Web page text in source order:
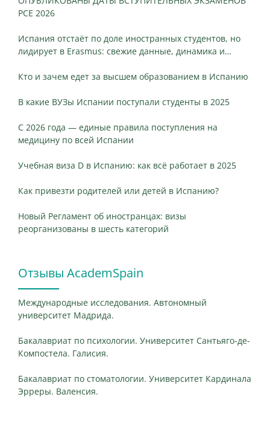
PCE 2026
Испания отстаёт по доле иностранных студентов, но
лидирует в Erasmus: свежие данные, динамика и
Кто и зачем едет за высшем образованием в Испанию
В какие ВУЗы Испании поступали студенты в 2025
С 2026 года — единые правила поступления на
медицину по всей Испании
Учебная виза D в Испанию: как всё работает в 2025
Как привезти родителей или детей в Испанию?
Новый Регламент об иностранцах: визы
реорганизованы в шесть категорий
Отзывы AcademSpain
Международные исследования. Автономный
университет Мадрида.
Бакалавриат по психологии. Университет Сантьяго-де-
Компостела. Галисия.
Бакалавриат по стоматологии. Университет Кардинала
Эрреры. Валенсия.